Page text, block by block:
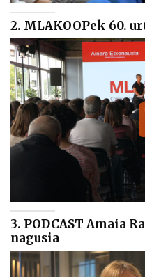
2. MLAKOOPek 60.
3. PODCAST Amaia
nagusia